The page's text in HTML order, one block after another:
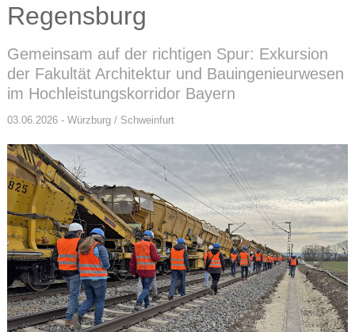
Regensburg
Gemeinsam auf der richtigen Spur: Exkursion
der Fakultät Architektur und Bauingenieurwesen
im Hochleistungskorridor Bayern
03.06.2026 - Würzburg / Schweinfurt